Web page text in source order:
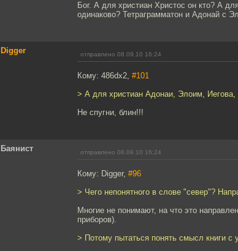
Бог. А для христиан Христос он кто? А
одинаково? Тетраграмматон и Адонай с
Digger отправлено 08.09.10 16:24
Кому: 486dx2, #101
> А для христиан Адонаи, Элоим,
Не спугни, блин!!!
Баянист отправлено 08.09.10 16:24
Кому: Digger, #96
> Чего непонятного в слове "север"?
Многие не понимают, на что это
приборов).
> Потому пытаться понять смысл книги с